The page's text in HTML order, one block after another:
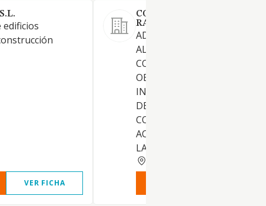
edificios
VER FICHA
CONSTRUCCIONES
RAMON MORENO SL
ADQUISICION,
ALQUILER DE FINCAS,
CONTRATACION Y
OBRAS CONSTRUCCION DE
INMUEBLES Y POSTERIOR
DE LAS FINCAS
COMO CUALQUIER OTRA
ACTIVIDAD RELACIONADA
LA ANTERIOR